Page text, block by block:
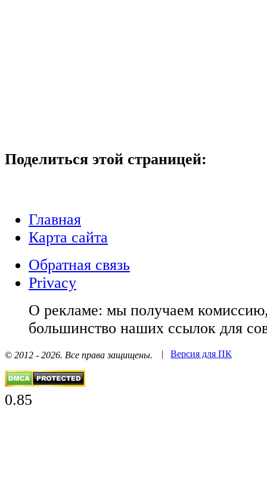
Поделиться этой страницей:
Главная
Карта сайта
Обратная связь
Privacy
О рекламе: мы получаем комиссию,
большинство наших ссылок для
© 2012 - 2026. Все права защищены. | Версия для ПК
0.85